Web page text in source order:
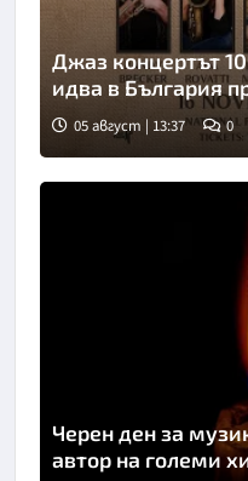
Джаз концертът
идва в България
05 август | 13:37 0
Черен ден за
автор на големи